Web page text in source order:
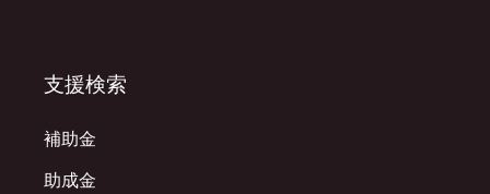
支援検索
補助金
助成金